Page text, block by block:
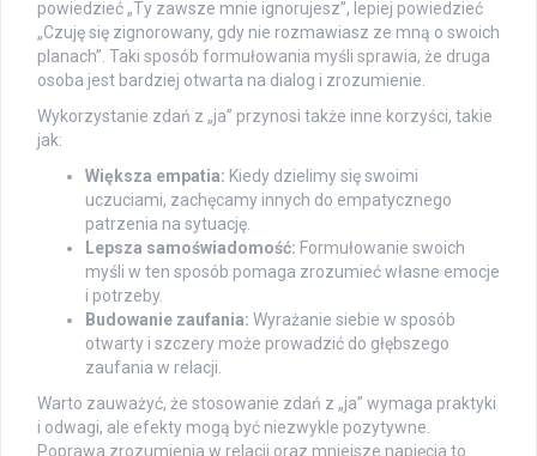
powiedzieć „Ty zawsze mnie ignorujesz”, lepiej powiedzieć
„Czuję się zignorowany, gdy nie rozmawiasz ze mną o swoich
planach”. Taki sposób formułowania myśli sprawia, że druga
osoba jest bardziej otwarta na dialog i zrozumienie.
Wykorzystanie zdań z „ja” przynosi także inne korzyści, takie
jak:
Większa empatia: Kiedy dzielimy się swoimi
uczuciami, zachęcamy innych do empatycznego
patrzenia na sytuację.
Lepsza samoświadomość: Formułowanie swoich
myśli w ten sposób pomaga zrozumieć własne emocje
i potrzeby.
Budowanie zaufania: Wyrażanie siebie w sposób
otwarty i szczery może prowadzić do głębszego
zaufania w relacji.
Warto zauważyć, że stosowanie zdań z „ja” wymaga praktyki
i odwagi, ale efekty mogą być niezwykle pozytywne.
Poprawa zrozumienia w relacji oraz mniejsze napięcia to